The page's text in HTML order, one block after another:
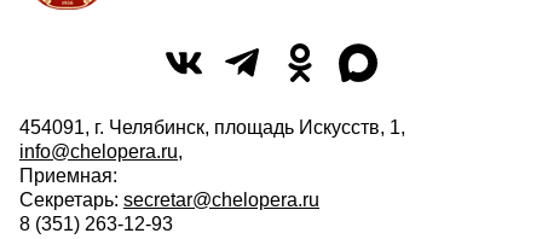
454091, г. Челябинск, площадь Искусств, 1,
info@chelopera.ru,
Приемная:
Секретарь: secretar@chelopera.ru
8 (351) 263-12-93